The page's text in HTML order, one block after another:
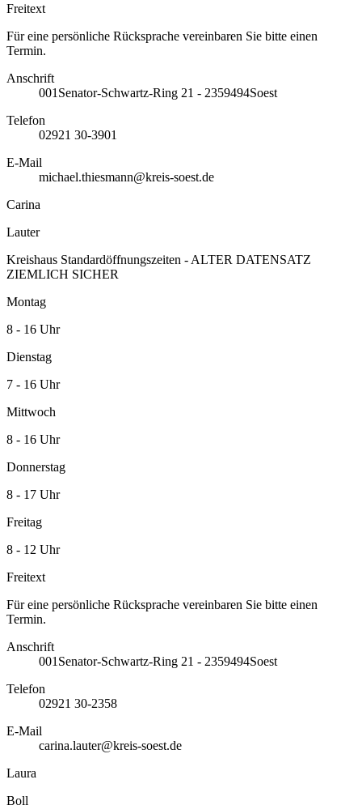
Freitext
Für eine persönliche Rücksprache vereinbaren Sie bitte einen
Termin.
Anschrift
001 Senator-Schwartz-Ring 21 - 2359494Soest
Telefon
02921 30-3901
E-Mail
michael.thiesmann@kreis-soest.de
Carina
Lauter
Kreishaus Standardöffnungszeiten - ALTER DATENSATZ
ZIEMLICH SICHER
Montag
8 - 16 Uhr
Dienstag
7 - 16 Uhr
Mittwoch
8 - 16 Uhr
Donnerstag
8 - 17 Uhr
Freitag
8 - 12 Uhr
Freitext
Für eine persönliche Rücksprache vereinbaren Sie bitte einen
Termin.
Anschrift
001 Senator-Schwartz-Ring 21 - 2359494Soest
Telefon
02921 30-2358
E-Mail
carina.lauter@kreis-soest.de
Laura
Boll